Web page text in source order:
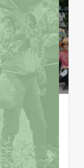
落發
⺠的
Hop)的遊
常聚在一起派
探腦。
經過而不在意
世代的巨大差
交流」。
始，FLAVO
化」、研討何
地方聲音素
—「成年禮」
的海灘。一路
HUALIEN深知
後，屬於薄
整了前ㄧ個月
戲、默契培
略，還有成年
波浪湧動、想
踏同一片土
部落的樣貌，
和那一張張期
文化足以扎
斥改變的可
著，FLAVO
抱彼此，邁向